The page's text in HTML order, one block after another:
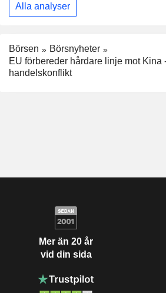
Alla analyser
Börsen
Börsnyheter
EU förbereder hårdare linje mot Kina
handelskonflikt
Mer än 20 år
vid din sida